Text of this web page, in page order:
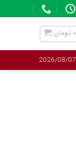
۰ تومان
2026/08/07